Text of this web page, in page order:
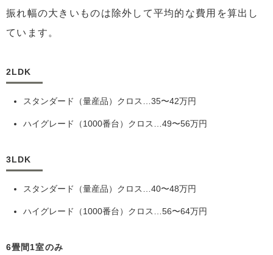
振れ幅の大きいものは除外して平均的な費用を算出し
ています。
2LDK
スタンダード（量産品）クロス…35〜42万円
ハイグレード（1000番台）クロス…49〜56万円
3LDK
スタンダード（量産品）クロス…40〜48万円
ハイグレード（1000番台）クロス…56〜64万円
6畳間1室のみ